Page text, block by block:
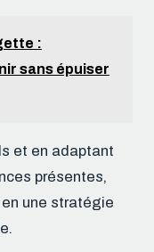
:
sans épuiser
et en adaptant
présentes,
une stratégie